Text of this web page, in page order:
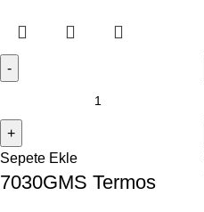
Sepete Ekle
7030GMS Termos